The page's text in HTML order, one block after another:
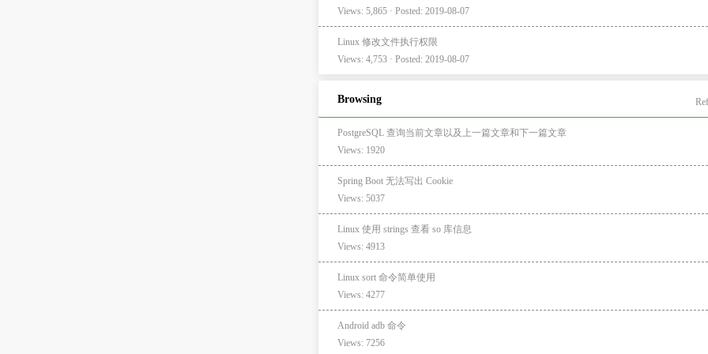
Views: 5,865 · Posted: 2019-08-07
Linux 修改文件执行权限
Views: 4,753 · Posted: 2019-08-07
Browsing
PostgreSQL 查询当前文章以及上一篇文章和下一篇文章
Views: 1920
Spring Boot 无法写出 Cookie
Views: 5037
Linux 使用 strings 查看 so 库信息
Views: 4913
Linux sort 命令简单使用
Views: 4277
Android adb 命令
Views: 7256